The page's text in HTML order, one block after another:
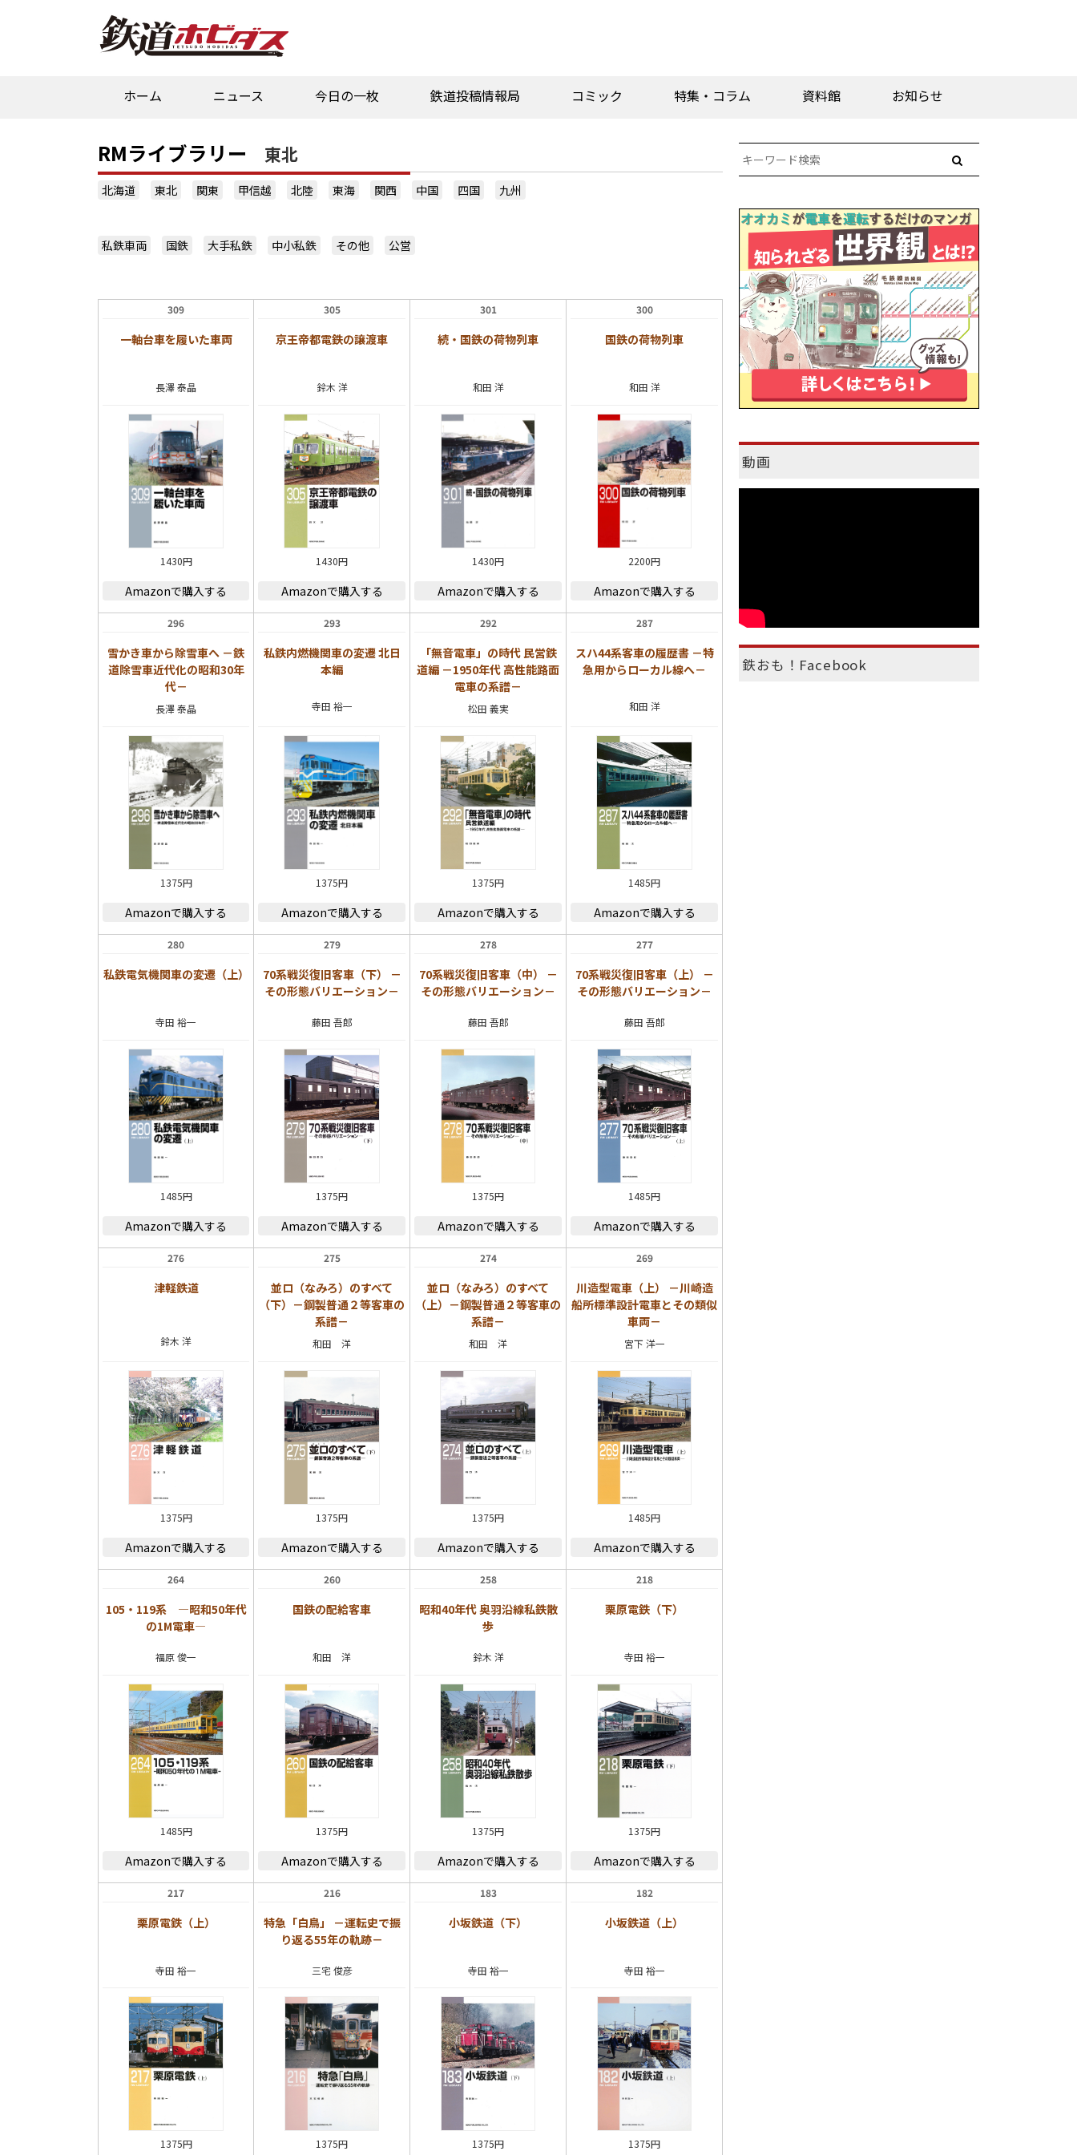
ホーム ニュース 今日の一枚 鉄道投稿情報局 コミック 特集・コラム 資料館 お知らせ
RMライブラリー 東北
北海道 東北 関東 甲信越 北陸 東海 関西 中国 四国 九州
私鉄車両 国鉄 大手私鉄 中小私鉄 その他 公営
309
一軸台車を履いた車両
長澤 泰晶
1430円
Amazonで購入する
305
京王帝都電鉄の譲渡車
鈴木 洋
1430円
Amazonで購入する
301
続・国鉄の荷物列車
和田 洋
1430円
Amazonで購入する
300
国鉄の荷物列車
和田 洋
2200円
Amazonで購入する
296
雪かき車から除雪車へ －鉄
道除雪車近代化の昭和30年
代－
長澤 泰晶
1375円
Amazonで購入する
293
私鉄内燃機関車の変遷 北日
本編
寺田 裕一
1375円
Amazonで購入する
292
「無音電車」の時代 民営鉄
道編 －1950年代 高性能路面
電車の系譜－
松田 義実
1375円
Amazonで購入する
287
スハ44系客車の履歴書 －特
急用からローカル線へ－
和田 洋
1485円
Amazonで購入する
280
私鉄電気機関車の変遷（上）
寺田 裕一
1485円
Amazonで購入する
279
70系戦災復旧客車（下） －
その形態バリエーション－
藤田 吾郎
1375円
Amazonで購入する
278
70系戦災復旧客車（中） －
その形態バリエーション－
藤田 吾郎
1375円
Amazonで購入する
277
70系戦災復旧客車（上） －
その形態バリエーション－
藤田 吾郎
1485円
Amazonで購入する
276
津軽鉄道
鈴木 洋
1375円
Amazonで購入する
275
並ロ（なみろ）のすべて
（下）－鋼製普通２等客車の
系譜－
和田 洋
1375円
Amazonで購入する
274
並ロ（なみろ）のすべて
（上）－鋼製普通２等客車の
系譜－
和田 洋
1375円
Amazonで購入する
269
川造型電車（上） －川崎造
船所標準設計電車とその類似
車両－
宮下 洋一
1485円
Amazonで購入する
264
105・119系 ―昭和50年代
の1M電車―
福原 俊一
1485円
Amazonで購入する
260
国鉄の配給客車
和田 洋
1375円
Amazonで購入する
258
昭和40年代 奥羽沿線私鉄散
歩
鈴木 洋
1375円
Amazonで購入する
218
栗原電鉄（下）
寺田 裕一
1375円
Amazonで購入する
217
栗原電鉄（上）
寺田 裕一
1375円
216
特急「白鳥」 －運転史で振
り返る55年の軌跡－
三宅 俊彦
1375円
183
小坂鉄道（下）
寺田 裕一
1375円
182
小坂鉄道（上）
寺田 裕一
1375円
動画
鉄おも！Facebook